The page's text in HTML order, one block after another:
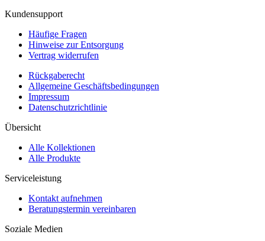
Kundensupport
Häufige Fragen
Hinweise zur Entsorgung
Vertrag widerrufen
Rückgaberecht
Allgemeine Geschäftsbedingungen
Impressum
Datenschutzrichtlinie
Übersicht
Alle Kollektionen
Alle Produkte
Serviceleistung
Kontakt aufnehmen
Beratungstermin vereinbaren
Soziale Medien